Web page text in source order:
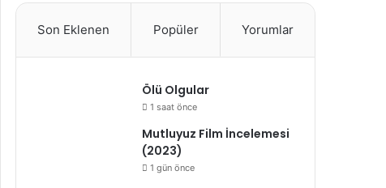
Son Eklenen Popüler Yorumlar
Ölü Olgular
1 saat önce
Mutluyuz Film İncelemesi
(2023)
1 gün önce